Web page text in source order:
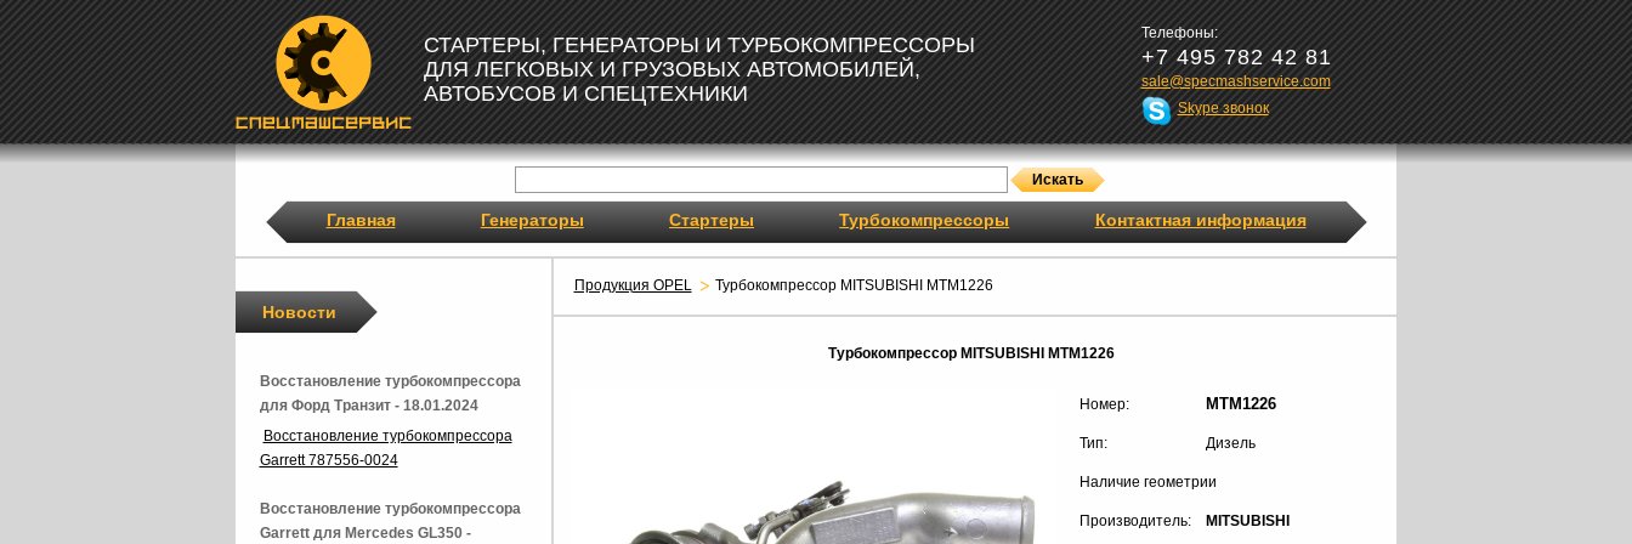
СТАРТЕРЫ, ГЕНЕРАТОРЫ И ТУРБОКОМПРЕССОРЫ
ДЛЯ ЛЕГКОВЫХ И ГРУЗОВЫХ АВТОМОБИЛЕЙ,
АВТОБУСОВ И СПЕЦТЕХНИКИ
Телефоны:
+7 495 782 42 81
sale@specmashservice.com
Skype звонок
Главная Генераторы Стартеры Турбокомпрессоры Контактная информация
Продукция OPEL Турбокомпрессор MITSUBISHI MTM1226
Турбокомпрессор MITSUBISHI MTM1226
Номер: MTM1226
Тип: Дизель
Наличие геометрии
Производитель: MITSUBISHI
Новости
Восстановление турбокомпрессора
для Форд Транзит - 18.01.2024
Восстановление турбокомпрессора
Garrett 787556-0024
Восстановление турбокомпрессора
Garrett для Mercedes GL350 -